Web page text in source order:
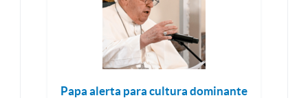
Papa alerta para cultura dominante